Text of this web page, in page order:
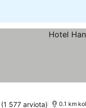
(1 577 arviota) 0.1 km